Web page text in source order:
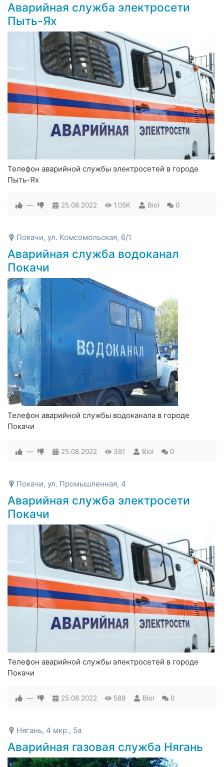
Аварийная служба электросети
Пыть-Ях
Телефон аварийной службы электросетей в городе
Пыть-Ях
— 25.08.2022 1.05K Biol 0
Покачи, ул. Комсомольская, 6/1
Аварийная служба водоканал
Покачи
Телефон аварийной службы водоканала в городе
Покачи
— 25.08.2022 381 Biol 0
Покачи, ул. Промышленная, 4
Аварийная служба электросети
Покачи
Телефон аварийной службы электросетей в городе
Покачи
— 25.08.2022 589 Biol 0
Нягань, 4 мкр., 5а
Аварийная газовая служба Нягань